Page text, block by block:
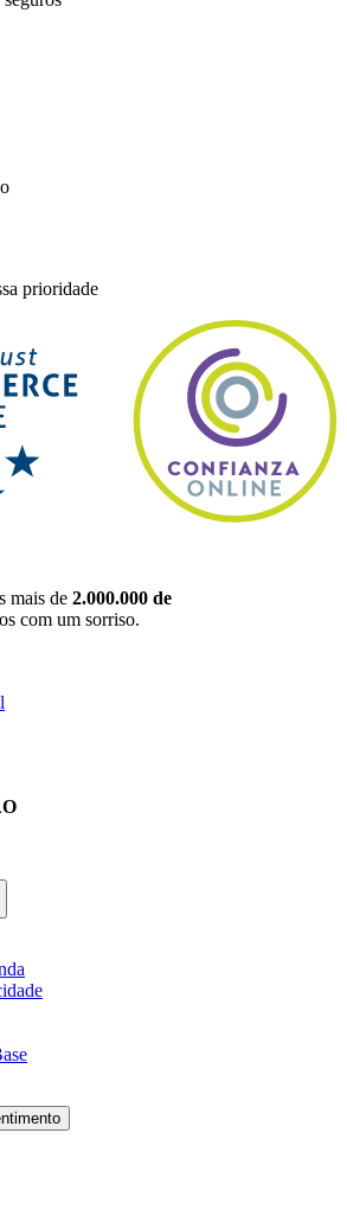
prioridade
mais de 2.000.000 de
com um sorriso.